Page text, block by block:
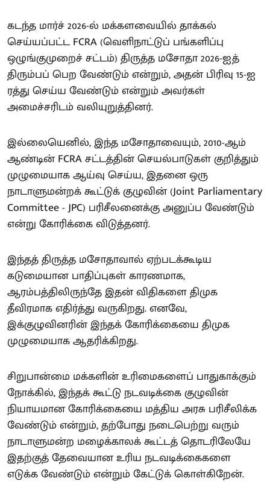
கடந்த மார்ச் 2026-ல் மக்களவையில் தாக்கல்
செய்யப்பட்ட FCRA (வெளிநாட்டுப் பங்களிப்பு
ஒழுங்குமுறைச் சட்டம்) திருத்த மசோதா 2026-ஐத்
திரும்பப் பெற வேண்டும் என்றும், அதன் பிரிவு 15-ஐ
ரத்து செய்ய வேண்டும் என்றும் அவர்கள்
அமைச்சரிடம் வலியுறுத்தினர்.
இல்லையெனில், இந்த மசோதாவையும், 2010-ஆம்
ஆண்டின் FCRA சட்டத்தின் செயல்பாடுகள் குறித்தும்
முழுமையாக ஆய்வு செய்ய, இதனை ஒரு
நாடாளுமன்றக் கூட்டுக் குழுவின் (Joint Parliamentary
Committee - JPC) பரிசீலனைக்கு அனுப்ப வேண்டும்
என்று கோரிக்கை விடுத்தனர்.
இந்தத் திருத்த மசோதாவால் ஏற்படக்கூடிய
கடுமையான பாதிப்புகள் காரணமாக,
ஆரம்பத்திலிருந்தே இதன் விதிகளை திமுக
தீவிரமாக எதிர்த்து வருகிறது. எனவே,
இக்குழுவினரின் இந்தக் கோரிக்கையை திமுக
முழுமையாக ஆதரிக்கிறது.
சிறுபான்மை மக்களின் உரிமைகளைப் பாதுகாக்கும்
நோக்கில், இந்தக் கூட்டு நடவடிக்கை குழுவின்
நியாயமான கோரிக்கையை மத்திய அரசு பரிசீலிக்க
வேண்டும் என்றும், தற்போது நடைபெற்று வரும்
நாடாளுமன்ற மழைக்காலக் கூட்டத் தொடரிலேயே
இதற்குத் தேவையான உரிய நடவடிக்கைகளை
எடுக்க வேண்டும் என்றும் கேட்டுக் கொள்கிறேன்.